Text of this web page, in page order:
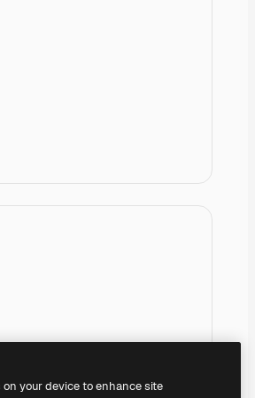
your device to enhance site